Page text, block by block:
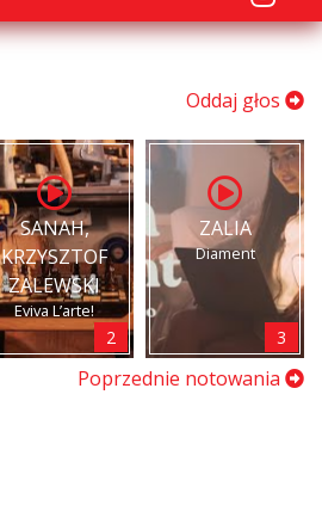
Oddaj głos
SANAH,
KRZYSZTOF
ZALEWSKI
Eviva L’arte!
2
ZALIA
Diament
3
Poprzednie notowania